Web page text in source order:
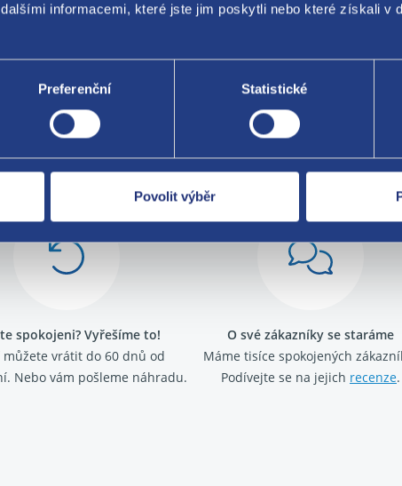
informacemi, které jste jim poskytli nebo které získali v
Preferenční Statistické
Povolit výběr
Za kvalitu ručíme!
spokojeni? Vyřešíme to!
můžete vrátit do 60 dnů od
Nebo vám pošleme náhradu.
O své zákazníky se staráme
Máme tisíce spokojených
Podívejte se na jejich recenze.